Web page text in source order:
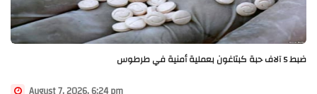
ضبط 5 آلاف حبة كبتاغون بعملية أمنية في طرطوس